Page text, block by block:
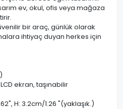
ev, okul, ofis veya mağaza
bir araç, günlük olarak
ihtiyaç duyan herkes için
ekran, taşınabilir
H: 3.2cm/1.26 "(yaklaşık.)